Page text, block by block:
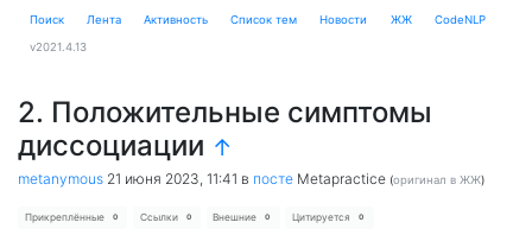
Поиск Лента Активность Cписок тем Новости ЖЖ CodeNLP
v2021.4.13
2. Положительные симптомы
диссоциации ↑
metanymous 21 июня 2023, 11:41 в посте Metapractice (оригинал в ЖЖ)
Прикреплённые 0 Ссылки 0 Внешние 0 Цитируется 0